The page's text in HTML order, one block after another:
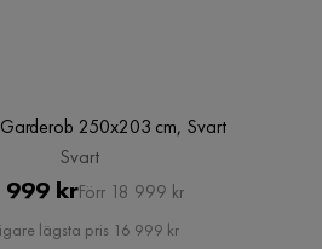
250x203 cm, Svart
Svart
Pris
999 krOriginal
Pris
Förr 18 999 kr
lägsta pris 16 999 kr